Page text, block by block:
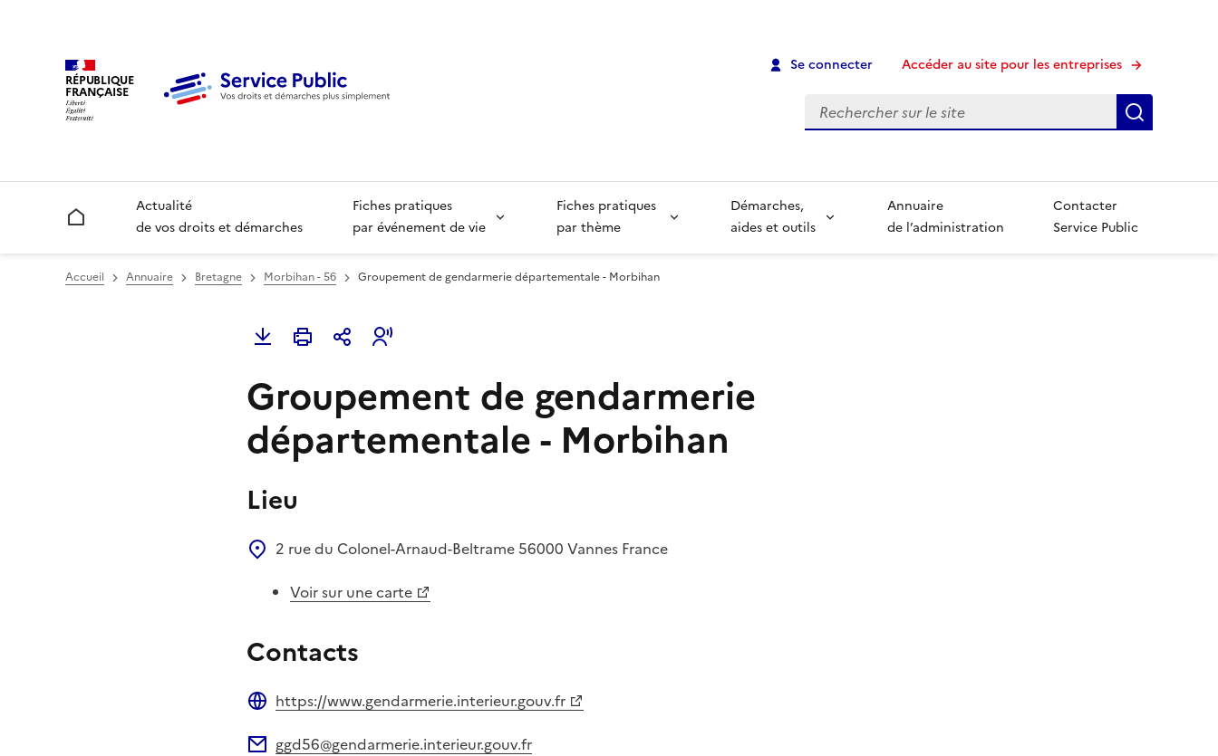
RÉPUBLIQUE
FRANÇAISE
Se connecter Accéder au site pour les entreprises
Recherche
Accueil
Actualité
de vos droits et démarches
Fiches pratiques
par événement de vie
Fiches pratiques
par thème
Démarches,
aides et outils
Annuaire
de l’administration
Contacter
Service Public
Accueil Annuaire Bretagne Morbihan - 56 Groupement de gendarmerie départementale - Morbihan
Groupement de gendarmerie
départementale - Morbihan
Lieu
2 rue du Colonel-Arnaud-Beltrame 56000 Vannes France
Voir sur une carte
Contacts
https://www.gendarmerie.interieur.gouv.fr
ggd56@gendarmerie.interieur.gouv.fr